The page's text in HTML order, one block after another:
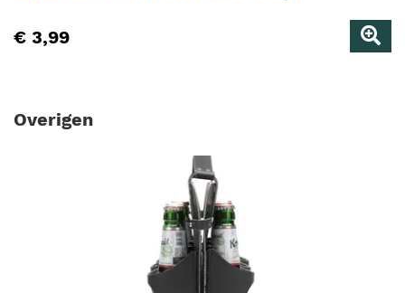
€ 3,99
Overigen